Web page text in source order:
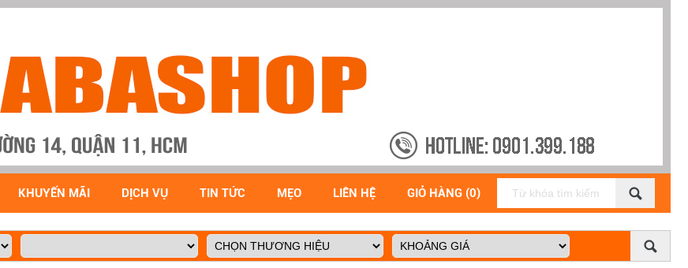
KHUYẾN MÃI DỊCH VỤ TIN TỨC MẸO LIÊN HỆ GIỎ HÀNG (0)